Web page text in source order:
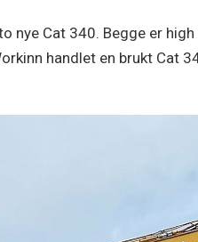
nye Cat 340. Begge er
handlet en brukt Cat